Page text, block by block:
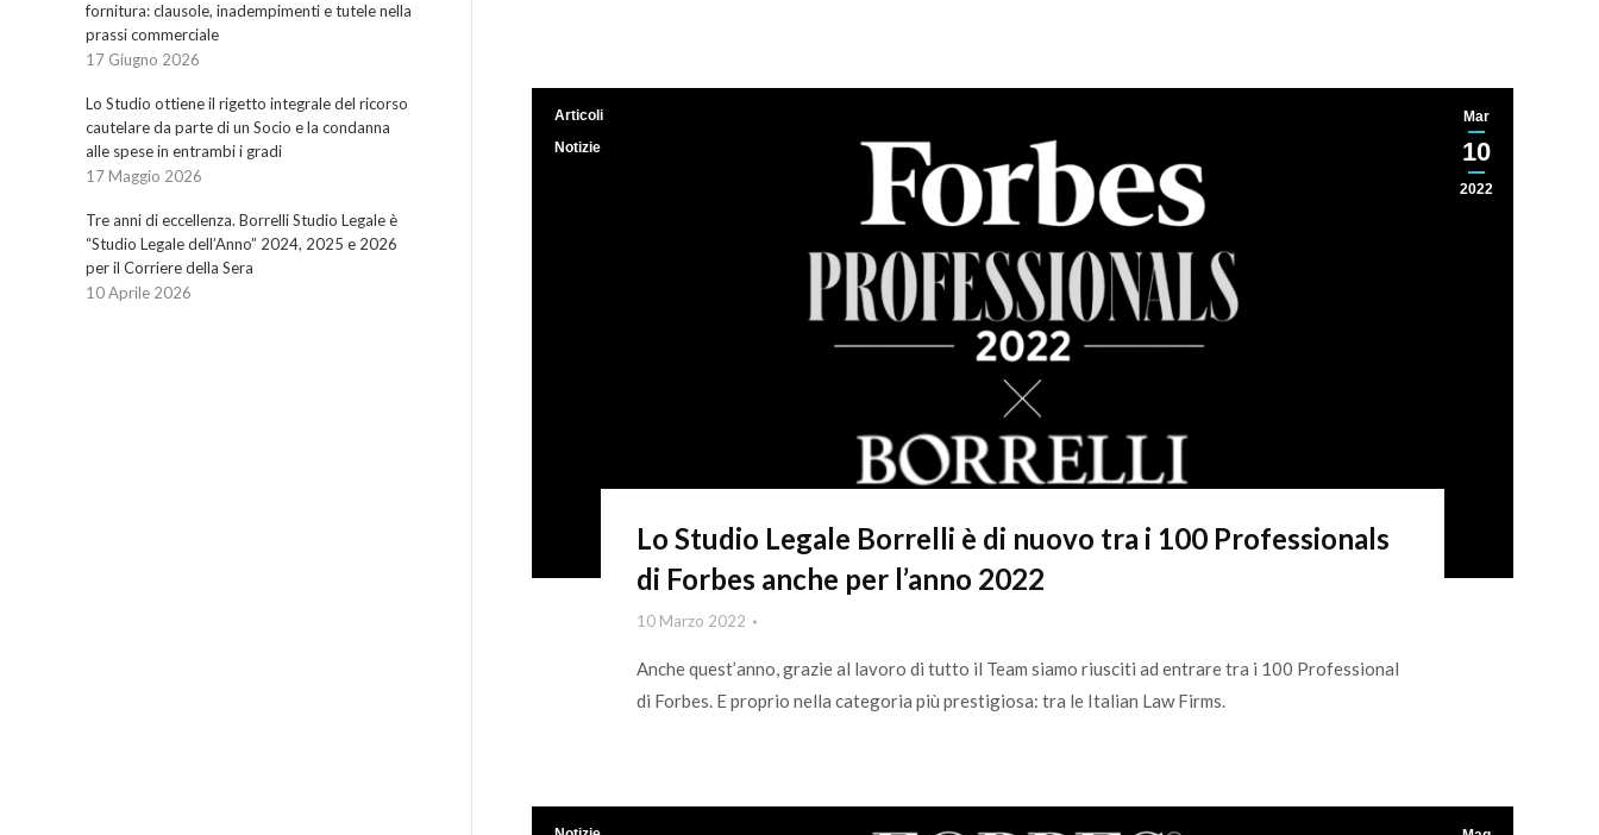
Mar
10
2022
Articoli
Notizie
Lo Studio Legale Borrelli è di nuovo tra i 100 Professionals
di Forbes anche per l’anno 2022
10 Marzo 2022
Anche quest’anno, grazie al lavoro di tutto il Team siamo riusciti ad entrare tra i 100 Professional
di Forbes. E proprio nella categoria più prestigiosa: tra le Italian Law Firms.
fornitura: clausole, inadempimenti e tutele nella
prassi commerciale
17 Giugno 2026
Lo Studio ottiene il rigetto integrale del ricorso
cautelare da parte di un Socio e la condanna
alle spese in entrambi i gradi
17 Maggio 2026
Tre anni di eccellenza. Borrelli Studio Legale è
“Studio Legale dell’Anno” 2024, 2025 e 2026
per il Corriere della Sera
10 Aprile 2026